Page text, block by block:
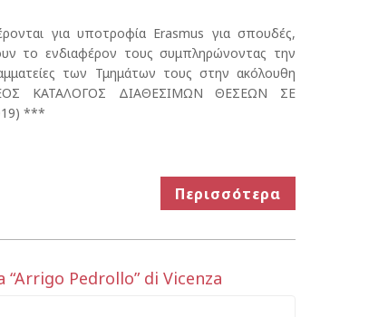
για υποτροφία Erasmus για σπουδές,
το ενδιαφέρον τους συμπληρώνοντας την
των Τμημάτων τους στην ακόλουθη
ΚΑΤΑΛΟΓΟΣ ΔΙΑΘΕΣΙΜΩΝ ΘΕΣΕΩΝ ΣΕ
***
Περισσότερα
“Arrigo Pedrollo” di Vicenza